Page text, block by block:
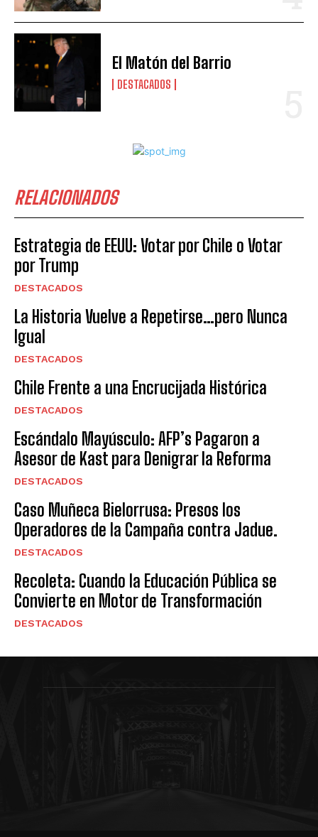
El Matón del Barrio
DESTACADOS
RELACIONADOS
Estrategia de EEUU: Votar por Chile o Votar
por Trump
DESTACADOS
La Historia Vuelve a Repetirse…pero Nunca
Igual
DESTACADOS
Chile Frente a una Encrucijada Histórica
DESTACADOS
Escándalo Mayúsculo: AFP’s Pagaron a
Asesor de Kast para Denigrar la Reforma
DESTACADOS
Caso Muñeca Bielorrusa: Presos los
Operadores de la Campaña contra Jadue.
DESTACADOS
Recoleta: Cuando la Educación Pública se
Convierte en Motor de Transformación
DESTACADOS